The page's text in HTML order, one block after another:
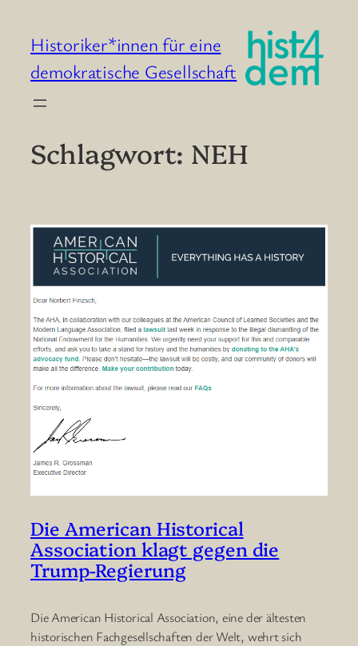
Inhalt
springen
Historiker*innen für eine
demokratische Gesellschaft
Schlagwort: NEH
Die American Historical
Association klagt gegen die
Trump-Regierung
Die American Historical Association, eine der ältesten
historischen Fachgesellschaften der Welt, wehrt sich